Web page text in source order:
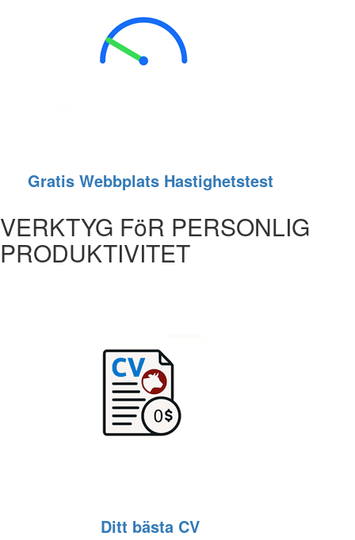
Gratis Webbplats Hastighetstest
VERKTYG FöR PERSONLIG
PRODUKTIVITET
Ditt bästa CV